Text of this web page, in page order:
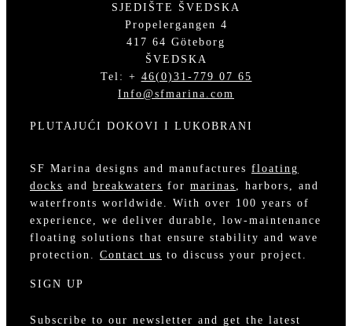
SJEDIŠTE ŠVEDSKA
Propelergangen 4
417 64 Göteborg
ŠVEDSKA
Tel: + 46(0)31-779 07 65
Info@sfmarina.com
PLUTAJUĆI DOKOVI I LUKOBRANI
SF Marina designs and manufactures floating
docks and breakwaters for marinas , harbors, and
waterfronts worldwide. With over 100 years of
experience, we deliver durable, low-maintenance
floating solutions that ensure stability and wave
protection. Contact us to discuss your project.
SIGN UP
Subscribe to our newsletter and get the latest